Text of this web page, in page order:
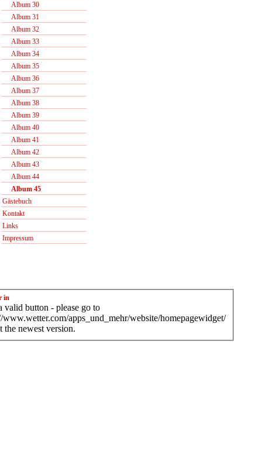
Album 30
Album 31
Album 32
Album 33
Album 34
Album 35
Album 36
Album 37
Album 38
Album 39
Album 40
Album 41
Album 42
Album 43
Album 44
Album 45
Gästebuch
Kontakt
Links
Impressum
in
valid button - please go to
www.wetter.com/apps_und_mehr/website/homepagewidget/
the newest version.